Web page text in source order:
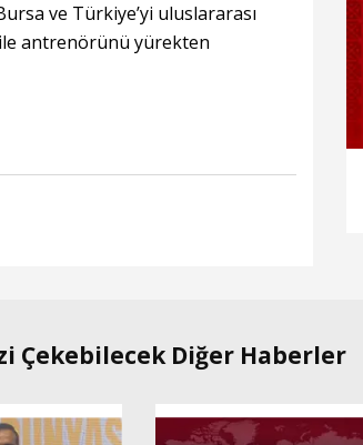
ve Türkiye’yi uluslararası
antrenörünü yürekten
Çekebilecek Diğer Haberler